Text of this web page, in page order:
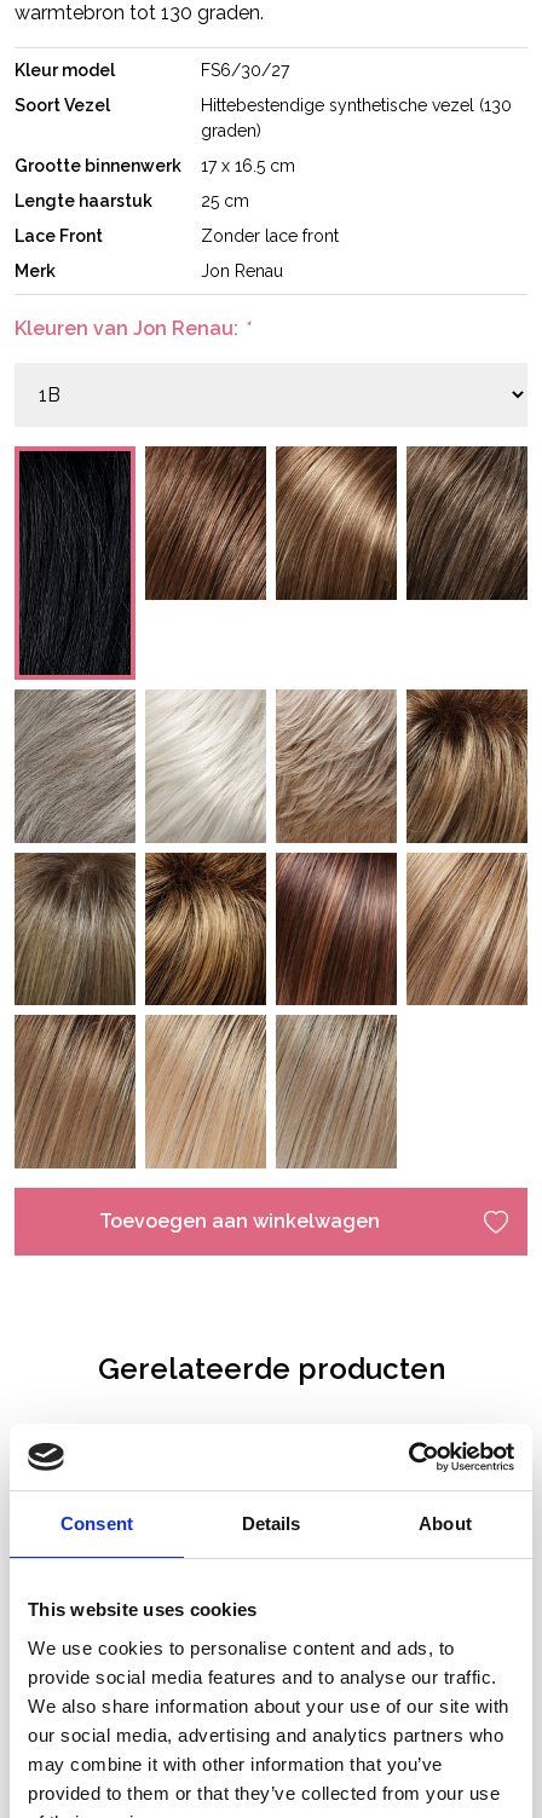
Consent Details About
This website uses cookies
We use cookies to personalise content and ads, to
provide social media features and to analyse our traffic.
We also share information about your use of our site with
our social media, advertising and analytics partners who
may combine it with other information that you’ve
provided to them or that they’ve collected from your use
warmtebron tot 130 graden.
Kleur model
FS6/30/27
Soort Vezel
Hittebestendige synthetische vezel (130
graden)
Grootte binnenwerk
17 x 16.5 cm
Lengte haarstuk
25 cm
Lace Front
Zonder lace front
Merk
Jon Renau
Kleuren van Jon Renau: *
Toevoegen aan winkelwagen
Gerelateerde producten